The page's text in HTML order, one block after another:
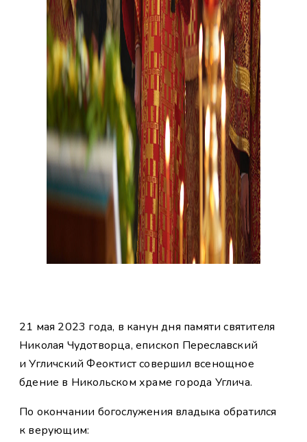
21 мая 2023 года, в канун дня памяти святителя
Николая Чудотворца, епископ Переславский
и Угличский Феоктист совершил всенощное
бдение в Никольском храме города Углича.
По окончании богослужения владыка обратился
к верующим: